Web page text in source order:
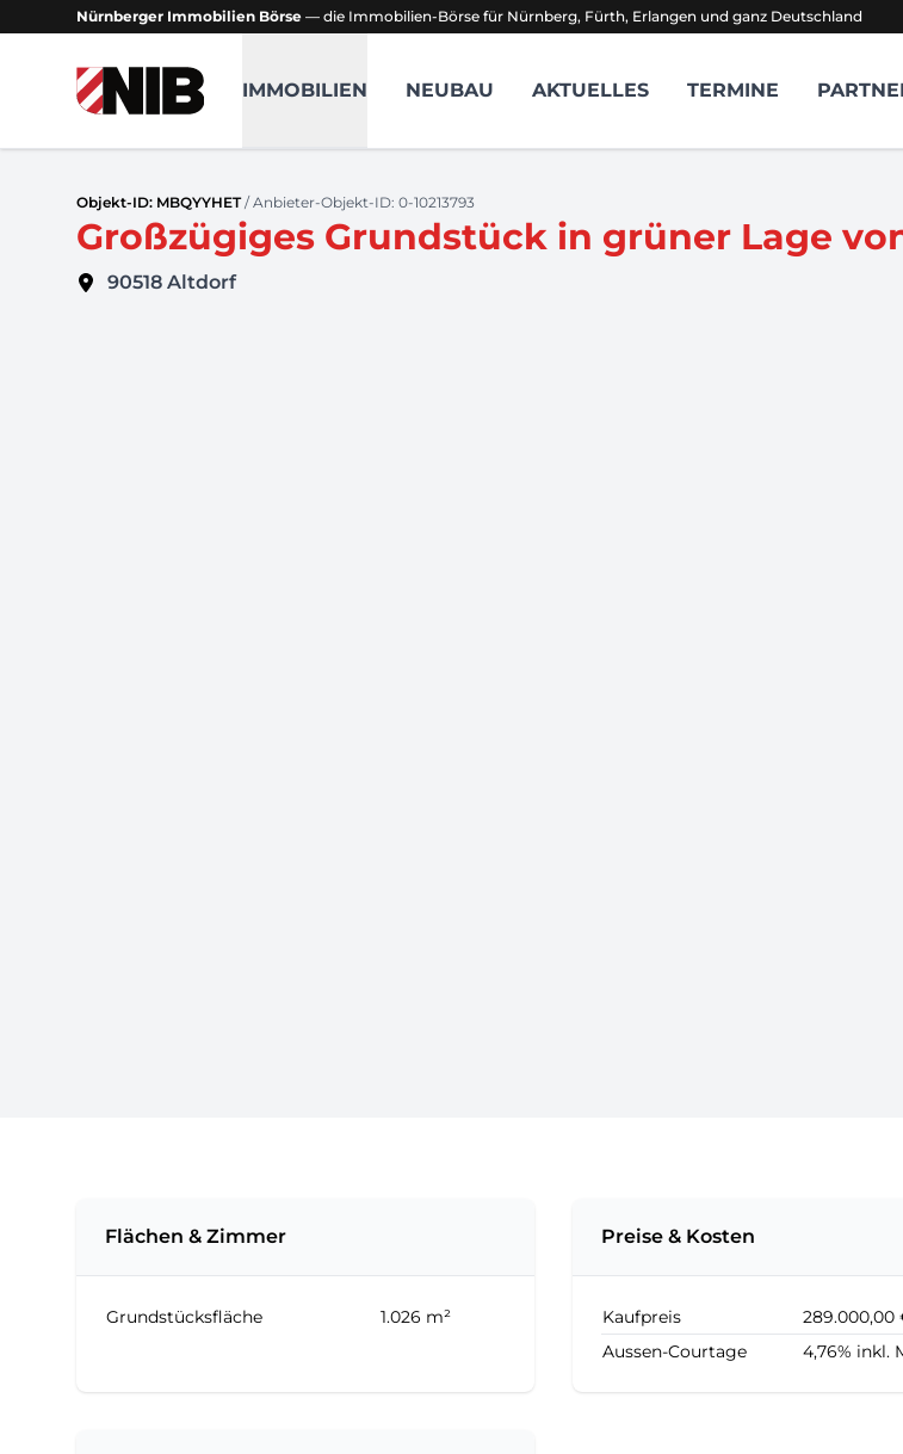
Nürnberger Immobilien Börse — die Immobilien-Börse für Nürnberg, Fürth, Erlangen und ganz Deutschland
NIB - Nürnberger Immobilien Börse
IMMOBILIEN NEUBAU AKTUELLES TERMINE
Objekt-ID: MBQYYHET/ Anbieter-Objekt-ID: 0-10213793
Großzügiges Grundstück in grüner Lage
90518 Altdorf
Flächen & Zimmer
Grundstücksfläche 1.026 m²
Preise & Kosten
Kaufpreis
289.000,00
Aussen-Courtage
4,76% inkl.